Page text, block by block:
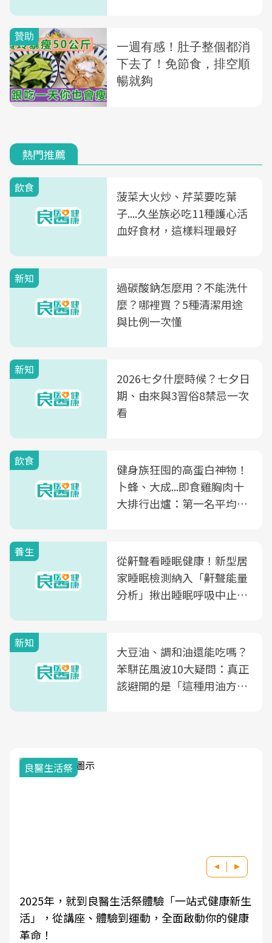
熱門推薦
飲食
菠菜大火炒、芹菜要吃葉
子....久坐族必吃11種護心活
血好食材，這樣料理最好
新知
過碳酸鈉怎麼用？不能洗什
麼？哪裡買？5種清潔用途
與比例一次懂
新知
2026七夕什麼時候？七夕日
期、由來與3習俗8禁忌一次
看
飲食
健身族狂囤的高蛋白神物！
卜蜂、大成...即食雞胸肉十
大排行出爐：第一名平均一
養生
從鼾聲看睡眠健康！新型居
家睡眠檢測納入「鼾聲能量
分析」揪出睡眠呼吸中止症
新知
大豆油、調和油還能吃嗎？
苯駢芘風波10大疑問：真正
該避開的是「這種用油方
良醫生活祭
2025年，就到良醫生活祭體驗「一站式健康新生
活」，從講座、體驗到運動，全面啟動你的健康
革命！